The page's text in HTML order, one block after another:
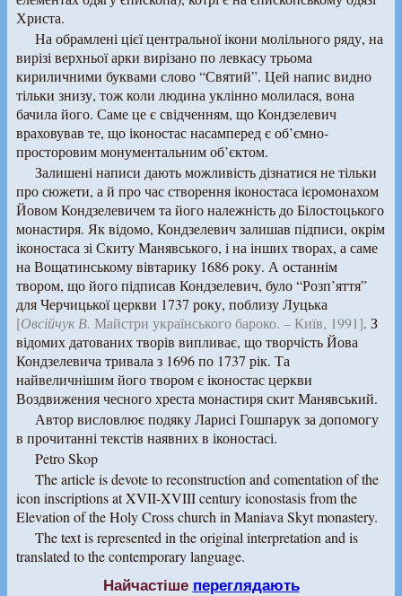
Христа.
На обрамлені цієї центральної ікони молільного ряду, на
вирізі верхньої арки вирізано по левкасу трьома
кириличними буквами слово “Святий”. Цей напис видно
тільки знизу, тож коли людина уклінно молилася, вона
бачила його. Саме це є свідченням, що Кондзелевич
враховував те, що іконостас насамперед є об’ємно-
просторовим монументальним об’єктом.
Залишені написи дають можливість дізнатися не тільки
про сюжети, а й про час створення іконостаса ієромонахом
Йовом Кондзелевичем та його належність до Білостоцького
монастиря. Як відомо, Кондзелевич залишав підписи, окрім
іконостаса зі Скиту Манявського, і на інших творах, а саме
на Вощатинському вівтарику 1686 року. А останнім
твором, що його підписав Кондзелевич, було “Розп’яття”
для Черчицької церкви 1737 року, поблизу Луцька
[Овсійчук В. Майстри українського бароко. – Київ, 1991]. З
відомих датованих творів випливає, що творчість Йова
Кондзелевича тривала з 1696 по 1737 рік. Та
найвеличнішим його твором є іконостас церкви
Воздвижения чесного хреста монастиря скит Манявський.
Автор висловлює подяку Ларисі Гошпарук за допомогу
в прочитанні текстів наявних в іконостасі.
Petro Skop
The article is devote to reconstruction and comentation of the
icon inscriptions at XVII-XVIII century iconostasis from the
Elevation of the Holy Cross church in Maniava Skyt monastery.
The text is represented in the original interpretation and is
translated to the contemporary language.
Найчастіше переглядають